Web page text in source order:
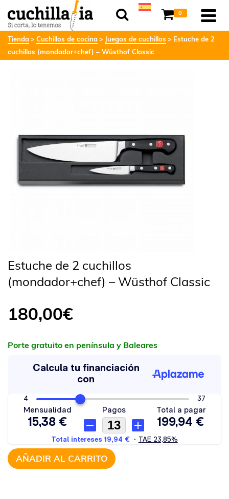
0
Tienda Cuchillos de cocina Juegos de cuchillos
Estuche de 2
cuchillos (mondador+chef) – Wüsthof Classic
Estuche de 2 cuchillos
(mondador+chef) – Wüsthof Classic
180,00€
Porte gratuito en península y Baleares
AÑADIR AL CARRITO